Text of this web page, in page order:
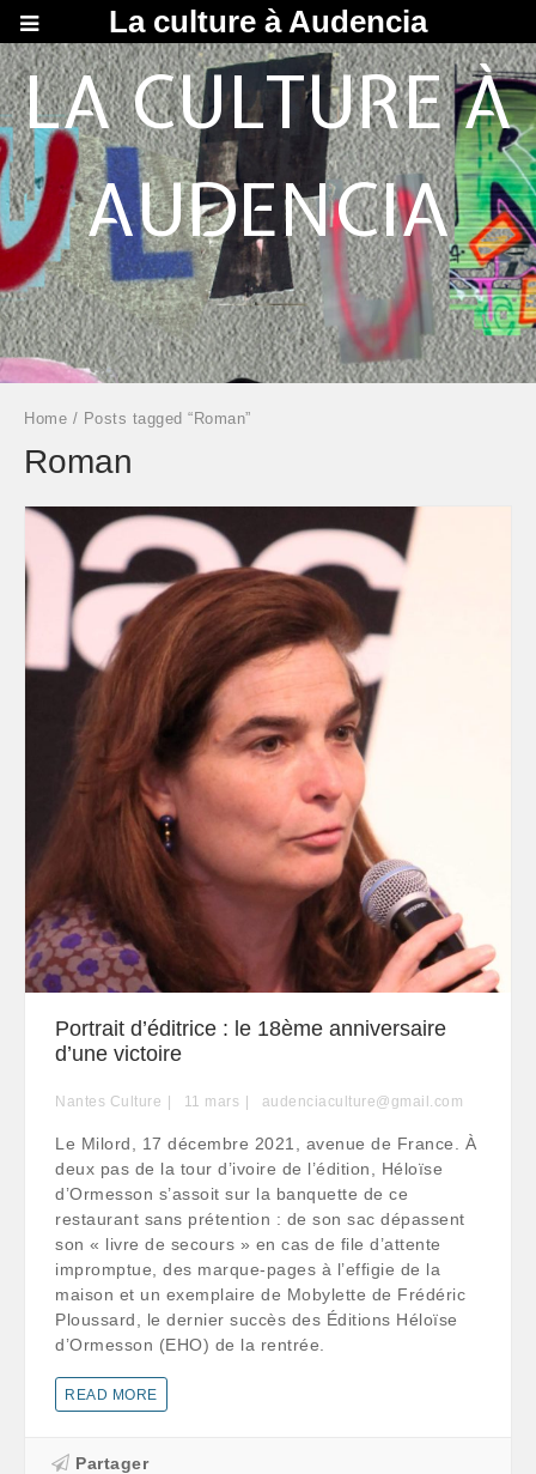
LA CULTURE À
AUDENCIA
Home / Posts tagged “Roman”
Roman
Portrait d’éditrice : le 18ème anniversaire
d’une victoire
Nantes Culture 11 mars audenciaculture@gmail.com
Le Milord, 17 décembre 2021, avenue de France. À
deux pas de la tour d’ivoire de l’édition, Héloïse
d’Ormesson s’assoit sur la banquette de ce
restaurant sans prétention : de son sac dépassent
son « livre de secours » en cas de file d’attente
impromptue, des marque-pages à l’effigie de la
maison et un exemplaire de Mobylette de Frédéric
Ploussard, le dernier succès des Éditions Héloïse
d’Ormesson (EHO) de la rentrée.
READ MORE
Partager
La culture à Audencia